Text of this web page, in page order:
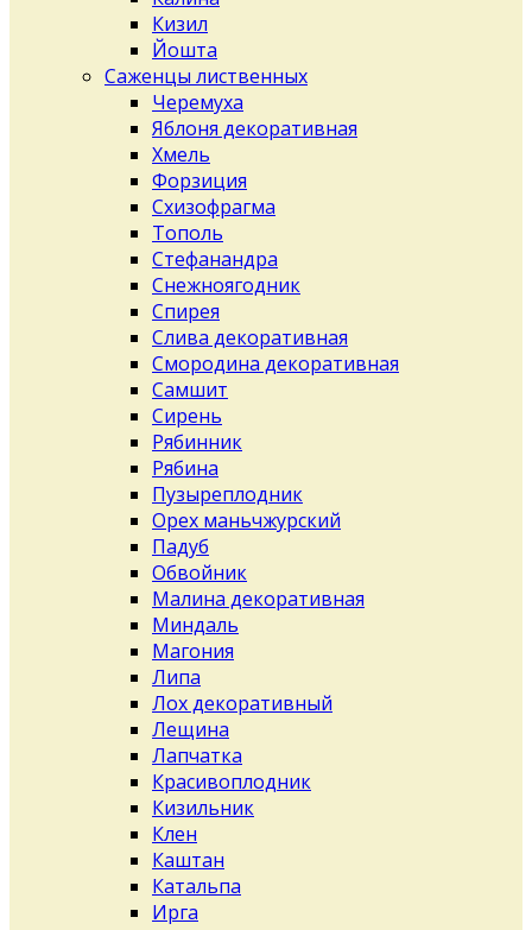
Кизил
Йошта
Саженцы лиственных
Черемуха
Яблоня декоративная
Хмель
Форзиция
Схизофрагма
Тополь
Стефанандра
Снежноягодник
Спирея
Слива декоративная
Смородина декоративная
Самшит
Сирень
Рябинник
Рябина
Пузыреплодник
Орех маньчжурский
Падуб
Обвойник
Малина декоративная
Миндаль
Магония
Липа
Лох декоративный
Лещина
Лапчатка
Красивоплодник
Кизильник
Клен
Каштан
Катальпа
Ирга